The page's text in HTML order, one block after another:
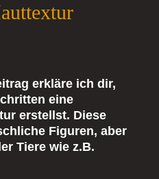
erkläre ich dir,
eine
erstellst. Diese
Figuren, aber
Tiere wie z.B.